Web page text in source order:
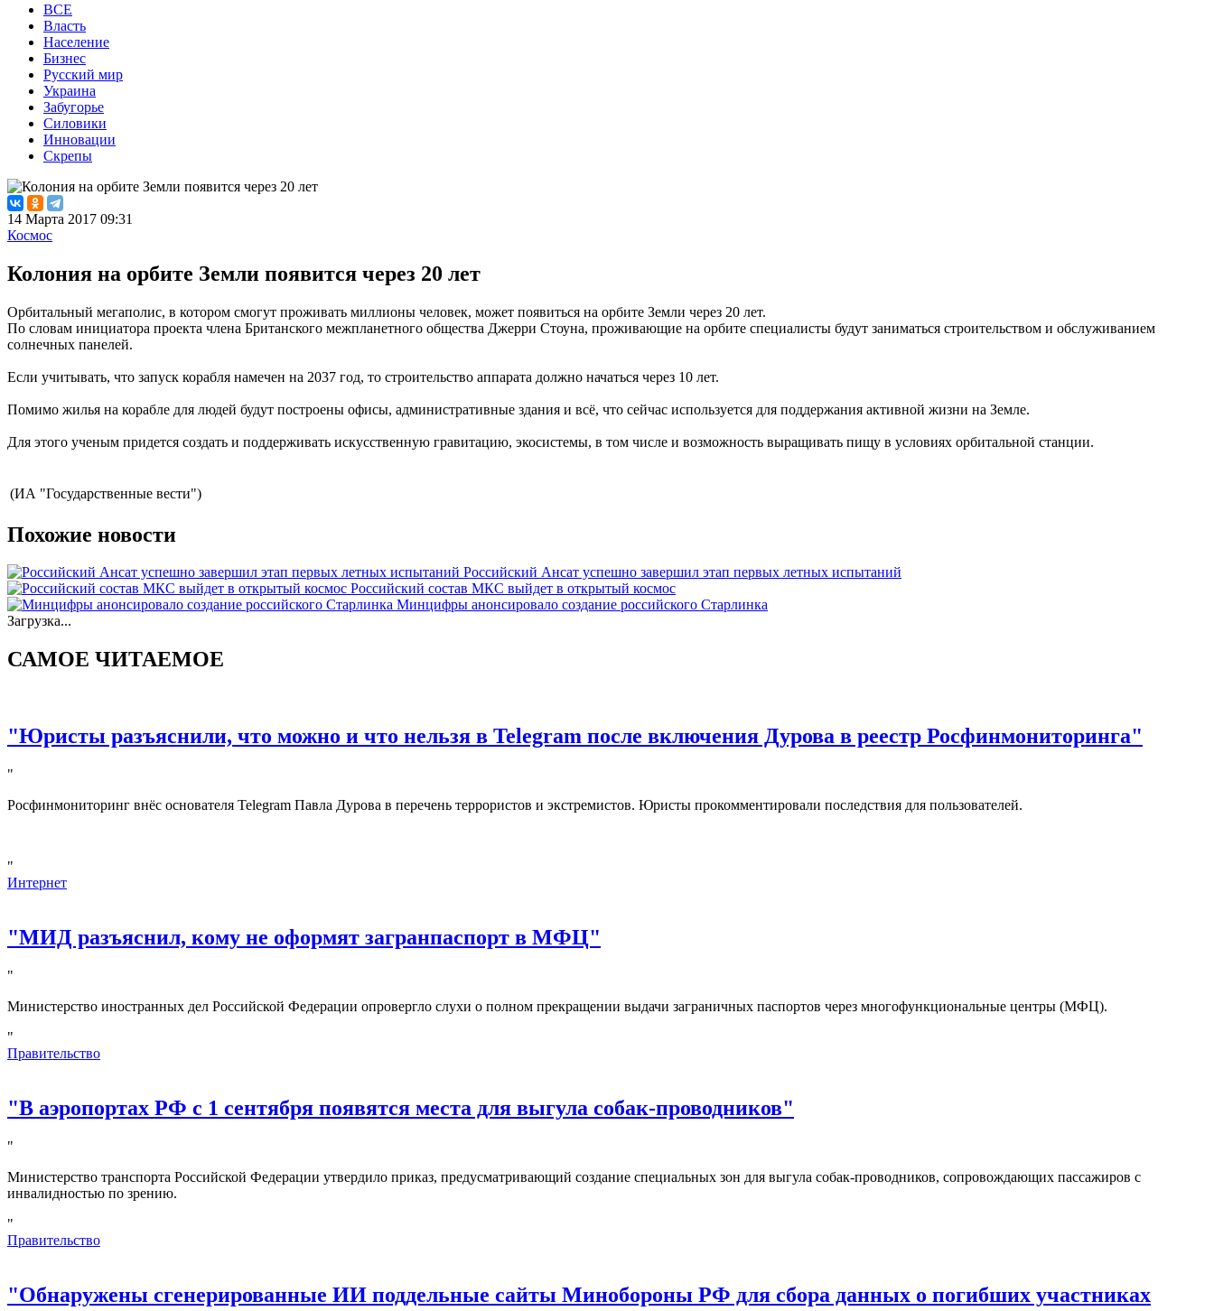
ВСЕ
Власть
Население
Бизнес
Русский мир
Украина
Забугорье
Силовики
Инновации
Скрепы
14 Марта 2017 09:31
Космос
Колония на орбите Земли появится через 20 лет
Орбитальный мегаполис, в котором смогут проживать миллионы человек, может появиться на орбите Земли через 20 лет.
По словам инициатора проекта члена Британского межпланетного общества Джерри Стоуна, проживающие на орбите специалисты будут заниматься строительством и обслуживанием
солнечных панелей.
Если учитывать, что запуск корабля намечен на 2037 год, то строительство аппарата должно начаться через 10 лет.
Помимо жилья на корабле для людей будут построены офисы, административные здания и всё, что сейчас используется для поддержания активной жизни на Земле.
Для этого ученым придется создать и поддерживать искусственную гравитацию, экосистемы, в том числе и возможность выращивать пищу в условиях орбитальной станции.
(ИА "Государственные вести")
Похожие новости
Российский Ансат успешно завершил этап первых летных испытаний
Российский состав МКС выйдет в открытый космос
Минцифры анонсировало создание российского Старлинка
Загрузка...
САМОЕ ЧИТАЕМОЕ
"Юристы разъяснили, что можно и что нельзя в Telegram после включения Дурова в реестр Росфинмониторинга"
"
Росфинмониторинг внёс основателя Telegram Павла Дурова в перечень террористов и экстремистов. Юристы прокомментировали последствия для пользователей.
"
Интернет
"МИД разъяснил, кому не оформят загранпаспорт в МФЦ"
"
Министерство иностранных дел Российской Федерации опровергло слухи о полном прекращении выдачи заграничных паспортов через многофункциональные центры (МФЦ).
"
Правительство
"В аэропортах РФ с 1 сентября появятся места для выгула собак-проводников"
"
Министерство транспорта Российской Федерации утвердило приказ, предусматривающий создание специальных зон для выгула собак-проводников, сопровождающих пассажиров с
инвалидностью по зрению.
"
Правительство
"Обнаружены сгенерированные ИИ поддельные сайты Минобороны РФ для сбора данных о погибших участниках